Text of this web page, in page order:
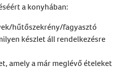
a konyhában:
hűtőszekrény/fagyasztó
készlet áll rendelkezésre
amely a már meglévő ételeket